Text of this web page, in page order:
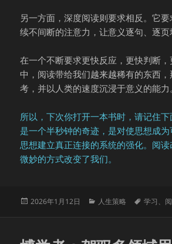
另一方面，深度阅读则要求相反。它
续不间断的注意力，让意义逐句、逐页
在一个不断要求更快反应，更快判断
中，阅读带给我们越来越稀有的东西
考，并以人类的速度沉浸于意义的能力
所以，下次你打开一本书时，请记住
是一个半秒钟的奇迹，是对使思想成
思想建立真正连接的系统的强化。阅
微妙的方式改变了我们。
发
2026年1月12日
分
人生策略
标
学习、